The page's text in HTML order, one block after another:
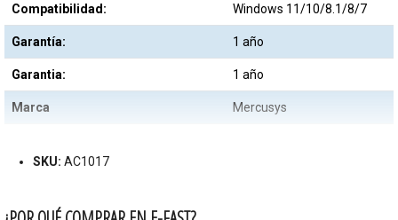
Compatibilidad: Windows 11/10/8.1/8/7
Garantía: 1 año
Garantia: 1 año
Marca Mercusys
SKU: AC1017